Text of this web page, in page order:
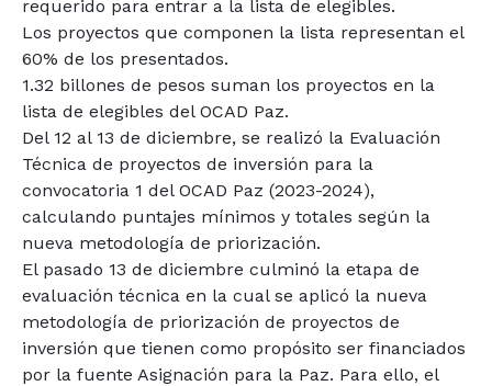
requerido para entrar a la lista de elegibles.
Los proyectos que componen la lista representan el
60% de los presentados.
1.32 billones de pesos suman los proyectos en la
lista de elegibles del OCAD Paz.
Del 12 al 13 de diciembre, se realizó la Evaluación
Técnica de proyectos de inversión para la
convocatoria 1 del OCAD Paz (2023-2024),
calculando puntajes mínimos y totales según la
nueva metodología de priorización.
El pasado 13 de diciembre culminó la etapa de
evaluación técnica en la cual se aplicó la nueva
metodología de priorización de proyectos de
inversión que tienen como propósito ser financiados
por la fuente Asignación para la Paz. Para ello, el